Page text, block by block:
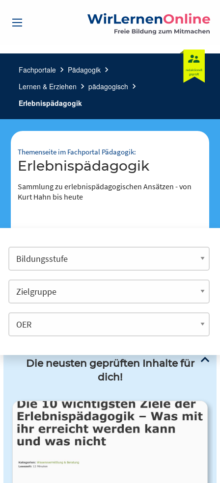
Fachportale chevron_right Pädagogik chevron_right
Lernen & Erziehen chevron_right pädagogisch chevron_right
Erlebnispädagogik
Themenseite im Fachportal Pädagogik:
Erlebnispädagogik
Sammlung zu erlebnispädagogischen Ansätzen - von
Kurt Hahn bis heute
Die neusten geprüften Inhalte für
dich!